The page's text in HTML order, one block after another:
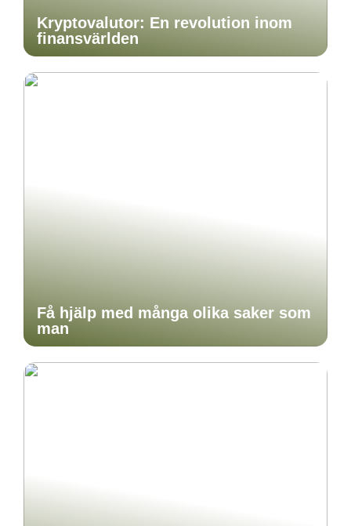
Kryptovalutor: En revolution inom
finansvärlden
Få hjälp med många olika saker som
man